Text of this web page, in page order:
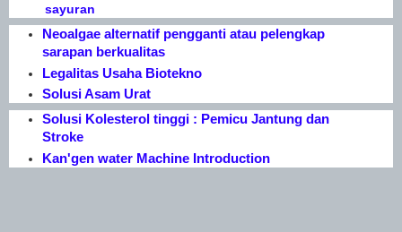
sayuran
Neoalgae alternatif pengganti atau pelengkap
sarapan berkualitas
Legalitas Usaha Biotekno
Solusi Asam Urat
Solusi Kolesterol tinggi : Pemicu Jantung dan
Stroke
Kan'gen water Machine Introduction